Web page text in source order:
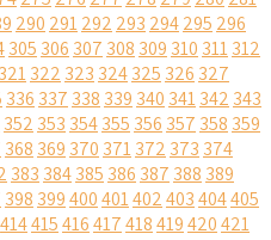
290 291292 293 294295 296
305 306 307 308 309 310 311312
321322 323 324325 326 327
336 337 338 339 340 341342 343
352 353 354355 356 357 358 359
368 369 370 371372 373 374
383 384385 386 387 388 389
398 399400401402403404405
414415416417418419420421